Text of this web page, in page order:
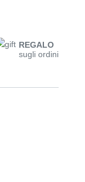
REGALO
sugli ordini